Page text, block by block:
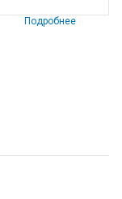
Подробнее